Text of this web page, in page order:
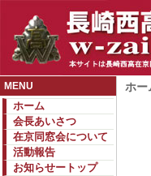
MENU
ホーム
会長あいさつ
在京同窓会について
活動報告
お知らせートップ
ホー